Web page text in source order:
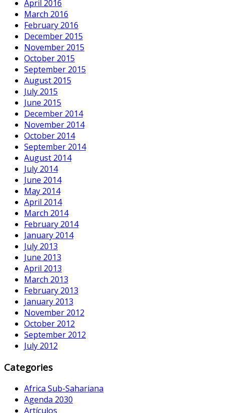
April 2016
March 2016
February 2016
December 2015
November 2015
October 2015
September 2015
August 2015
July 2015
June 2015
December 2014
November 2014
October 2014
September 2014
August 2014
July 2014
June 2014
May 2014
April 2014
March 2014
February 2014
January 2014
July 2013
June 2013
April 2013
March 2013
February 2013
January 2013
November 2012
October 2012
September 2012
July 2012
Categories
Africa Sub-Sahariana
Agenda 2030
Artículos